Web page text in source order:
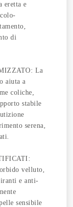
eretta e
di
La
aiuta a
coliche,
stabile
serena,
velluto,
e anti-
sensibile